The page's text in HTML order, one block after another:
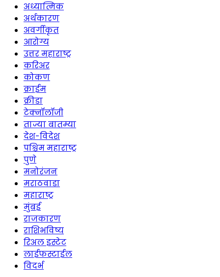
अध्यात्मिक
अर्थकारण
अवर्गीकृत
आरोग्य
उत्तर महाराष्ट्र
करिअर
कोकण
क्राईम
क्रीडा
टेक्नॉलॉजी
ताज्या बातम्या
देश-विदेश
पश्चिम महाराष्ट्र
पुणे
मनोरंजन
मराठवाडा
महाराष्ट्र
मुंबई
राजकारण
राशिभविष्य
रिअल इस्टेट
लाईफस्टाईल
विदर्भ